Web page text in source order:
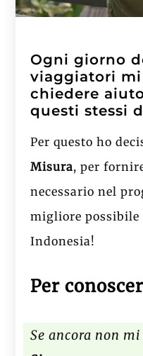
Ogni giorno
viaggiatori
chiedere
questi stessi
Per questo ho
Misura, per
necessario nel
migliore possibile
Indonesia!
Per
Se ancora non